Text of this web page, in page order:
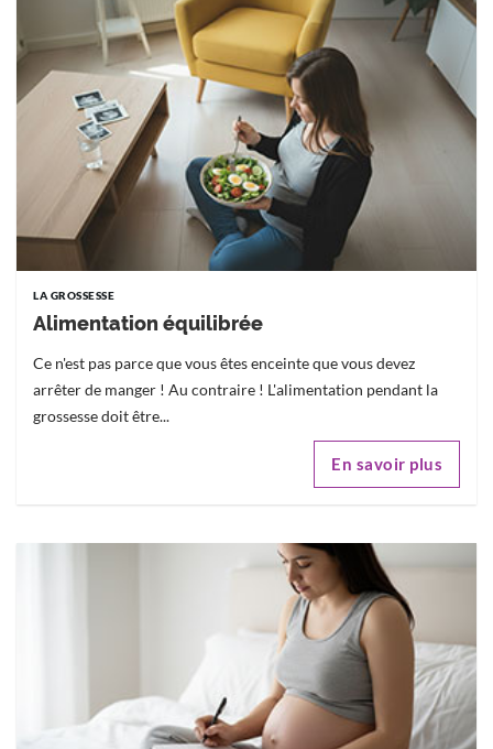
LA GROSSESSE
Alimentation équilibrée
Ce n'est pas parce que vous êtes enceinte que vous devez
arrêter de manger ! Au contraire ! L'alimentation pendant la
grossesse doit être...
En savoir plus